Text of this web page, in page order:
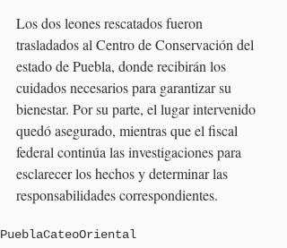
Los dos leones rescatados fueron
trasladados al Centro de Conservación del
estado de Puebla, donde recibirán los
cuidados necesarios para garantizar su
bienestar. Por su parte, el lugar intervenido
quedó asegurado, mientras que el fiscal
federal continúa las investigaciones para
esclarecer los hechos y determinar las
responsabilidades correspondientes.
PueblaCateoOriental